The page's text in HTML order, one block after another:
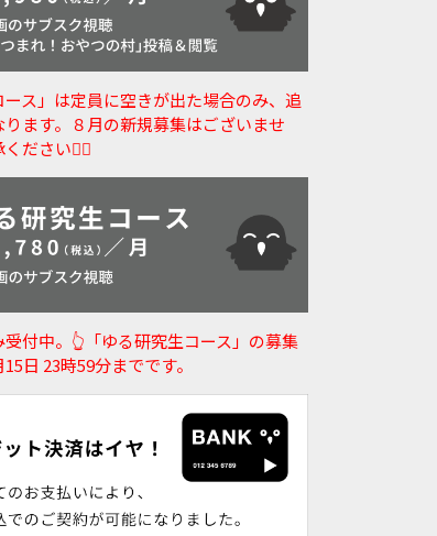
ース」は定員に空きが出た場合のみ、追
ます。８月の新規募集はございませ
ださい🙇‍♀️
受付中。👆️「ゆる研究生コース」の募集
日 23時59分までです。